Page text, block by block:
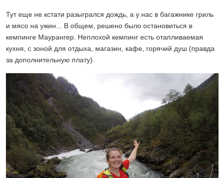
Тут еще не кстати разыгрался дождь, а у нас в багажнике гриль
и мясо на ужин... В общем, решено было остановиться в
кемпинге Маурангер. Неплохой кемпинг есть отапливаемая
кухня, с зоной для отдыха, магазин, кафе, горячий душ (правда
за дополнительную плату).